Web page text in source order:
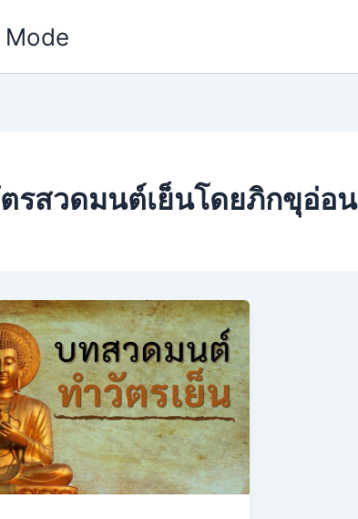
Mode
รสวดมนต์เย็นโดยภิกขุอ่อน